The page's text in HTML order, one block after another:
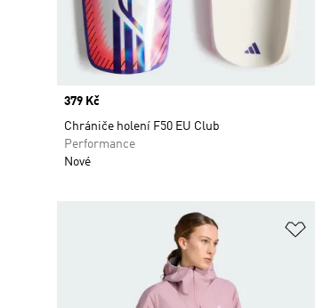
Price
379 Kč
Chrániče holení F50 EU Club
Performance
Nové